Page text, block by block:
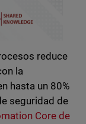
reduce
la
hasta un 80%
seguridad de
Core de